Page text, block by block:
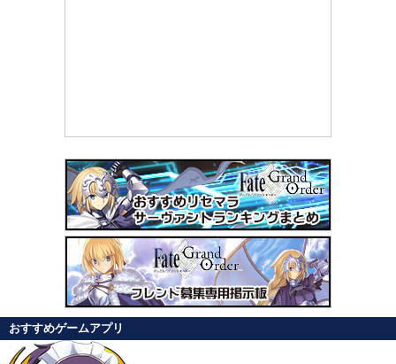
おすすめゲームアプリ